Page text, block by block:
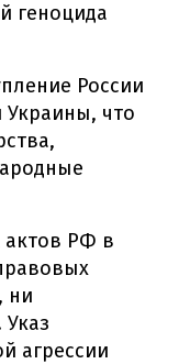
геноцида
России
Украины, что
актов РФ в
ни
агрессии